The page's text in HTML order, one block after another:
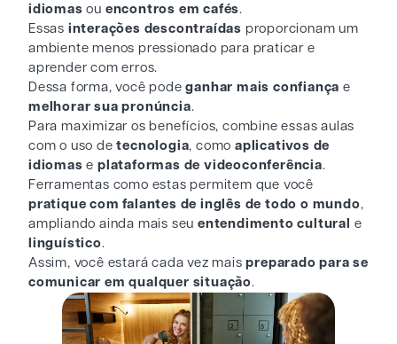
idiomas ou encontros em cafés.
Essas interações descontraídas proporcionam um
ambiente menos pressionado para praticar e
aprender com erros.
Dessa forma, você podeganhar mais confiança e
melhorar sua pronúncia.
Para maximizar os benefícios, combine essas aulas
com o uso detecnologia, comoaplicativos de
idiomas eplataformas de videoconferência.
Ferramentas como estas permitem que você
pratique com falantes de inglês de todo o mundo,
ampliando ainda mais seuentendimento cultural e
linguístico.
Assim, você estará cada vez maispreparado para se
comunicar em qualquer situação.